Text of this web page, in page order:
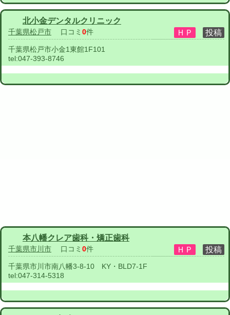
北小金デンタルクリニック
千葉県松戸市 口コミ 0件
千葉県松戸市小金1東館1F101
tel:047-393-8746
本八幡クレア歯科・矯正歯科
千葉県市川市 口コミ 0件
千葉県市川市南八幡3-8-10 KY・BLD7-1F
tel:047-314-5318